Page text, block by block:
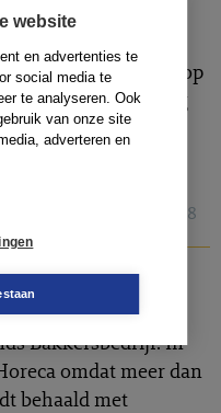
website
en advertenties te
social media te
te analyseren. Ook
van onze site
adverteren en
zich op de
oordeelt dat geen
of strijd met wet op
voor rechtmatig
wordt
, 03-05-2018
viel sinds 2007
Bakkersbedrijf. In
omdat meer dan
behaald met